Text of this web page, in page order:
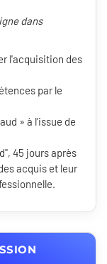
dans
l'acquisition des
par le
» à l'issue de
45 jours après
acquis et leur